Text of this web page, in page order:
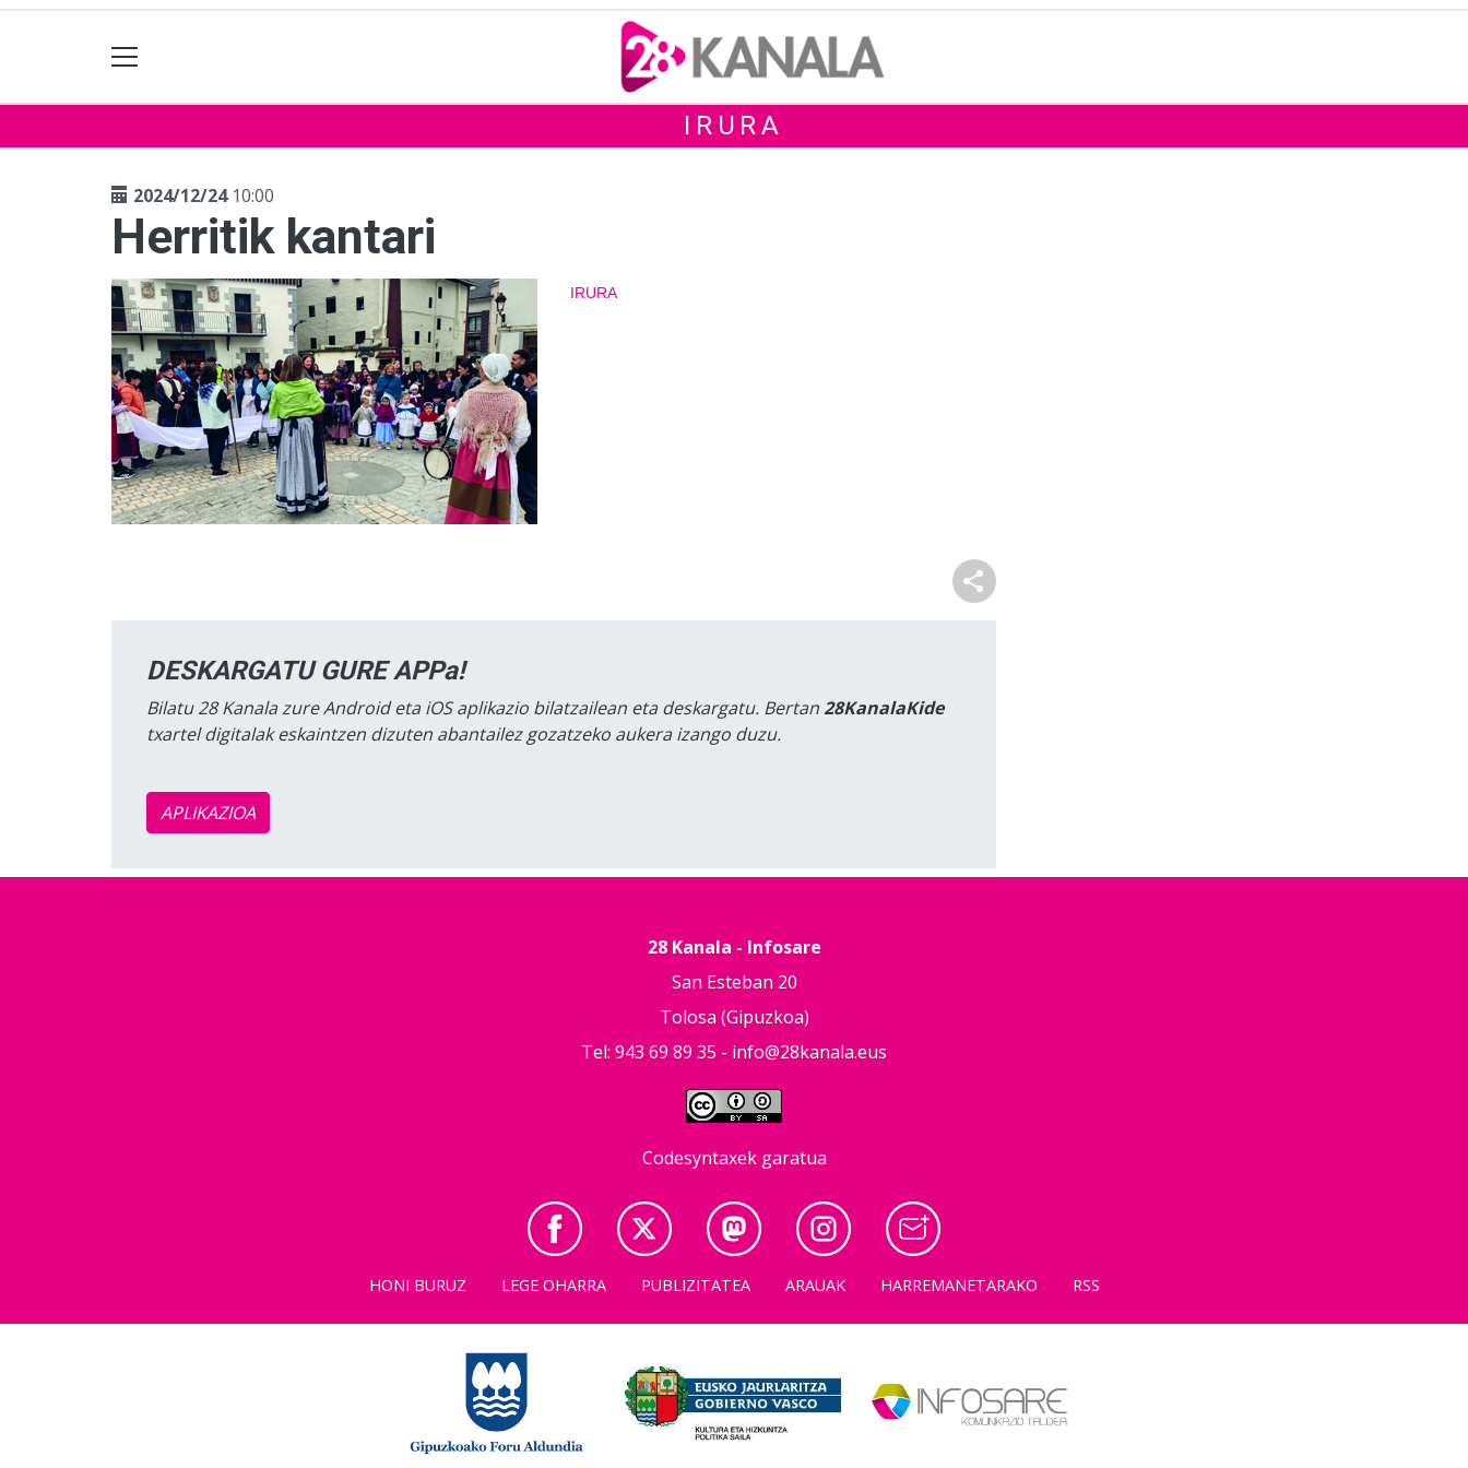
IRURA
2024/12/2410:00
Herritik kantari
IRURA
DESKARGATU GURE APPa!
Bilatu 28 Kanala zure Android eta iOS aplikazio bilatzailean eta deskargatu. Bertan28KanalaKide
txartel digitalak eskaintzen dizuten abantailez gozatzeko aukera izango duzu.
APLIKAZIOA
28 Kanala - Infosare
San Esteban 20
Tolosa (Gipuzkoa)
Tel: 943 69 89 35 - info@28kanala.eus
Codesyntaxek garatua
HONI BURUZ LEGE OHARRA PUBLIZITATEA ARAUAK HARREMANETARAKO RSS